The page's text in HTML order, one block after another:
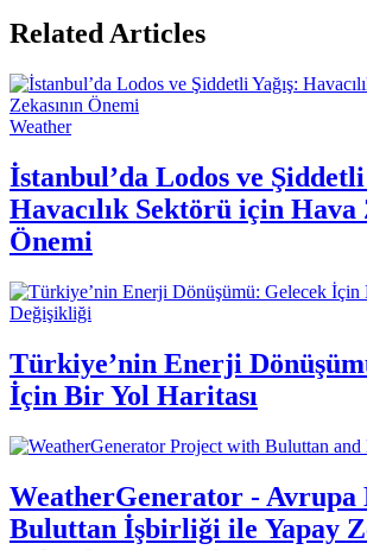
Related Articles
Weather
İstanbul’da Lodos ve Şiddetli
Havacılık Sektörü için Hava
Önemi
Değişikliği
Türkiye’nin Enerji
İçin Bir Yol Haritası
WeatherGenerator -
Buluttan İşbirliği ile Yapay